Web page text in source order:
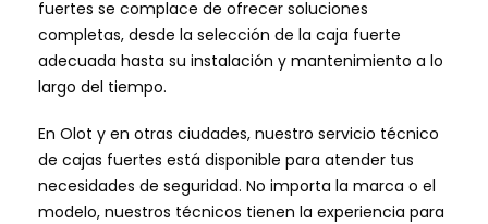
fuertes se complace de ofrecer soluciones
completas, desde la selección de la caja fuerte
adecuada hasta su instalación y mantenimiento a lo
largo del tiempo.
En Olot y en otras ciudades, nuestro servicio técnico
de cajas fuertes está disponible para atender tus
necesidades de seguridad. No importa la marca o el
modelo, nuestros técnicos tienen la experiencia para